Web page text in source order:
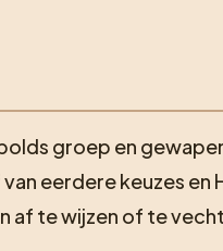
groep en
eerdere keuzes en
te wijzen of te